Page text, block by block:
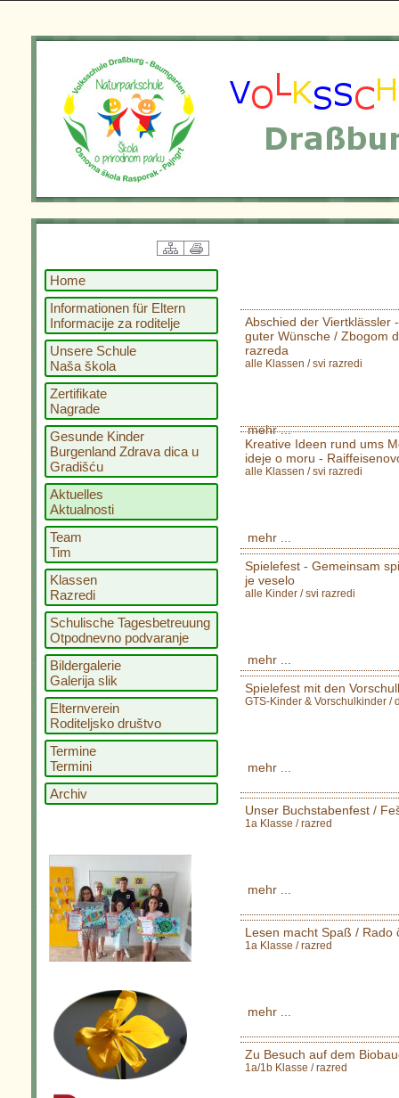
Home
Informationen für Eltern
Informacije za roditelje
Unsere Schule
Naša škola
Zertifikate
Nagrade
Gesunde Kinder
Burgenland Zdrava dica u
Gradišću
Aktuelles
Aktualnosti
Team
Tim
Klassen
Razredi
Schulische Tagesbetreuung
Otpodnevno podvaranje
Bildergalerie
Galerija slik
Elternverein
Roditeljsko društvo
Termine
Termini
Archiv
Abschied der Viertklässler
guter Wünsche / Zbogom
razreda
alle Klassen / svi razredi
mehr ...
Kreative Ideen rund ums
ideje o moru -
alle Klassen / svi razredi
mehr ...
Spielefest - Gemeinsam
je veselo
alle Kinder / svi razredi
mehr ...
Spielefest mit den
GTS-Kinder & Vorschulkinder
mehr ...
Unser Buchstabenfest /
1a Klasse / razred
mehr ...
Lesen macht Spaß / Rado
1a Klasse / razred
mehr ...
Zu Besuch auf dem
1a/1b Klasse / razred